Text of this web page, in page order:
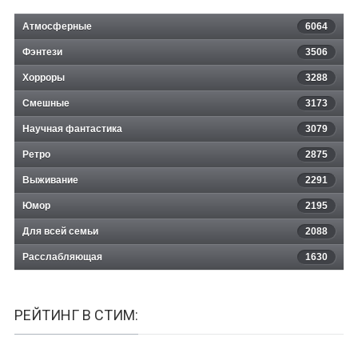
Атмосферные 6064
Фэнтези 3506
Хорроры 3288
Смешные 3173
Научная фантастика 3079
Ретро 2875
Выживание 2291
Юмор 2195
Для всей семьи 2088
Расслабляющая 1630
РЕЙТИНГ В СТИМ: